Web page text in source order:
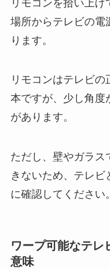
リモコンを拾い上
場所からテレビの電
ります。
リモコンはテレビ
本ですが、少し角度
があります。
ただし、壁やガラス
きないため、テレビ
に確認してください。
ワープ可能なテレ
意味